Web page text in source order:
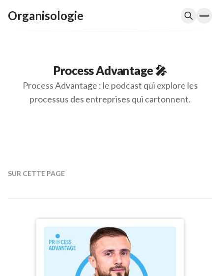
Organisologie
Process Advantage 🎤
Process Advantage : le podcast qui explore les
processus des entreprises qui cartonnent.
SUR CETTE PAGE